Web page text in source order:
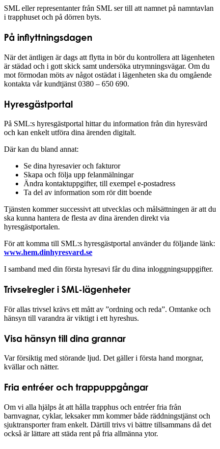
SML eller representanter från SML ser till att namnet på namntavlan
i trapphuset och på dörren byts.
På inflyttningsdagen
När det äntligen är dags att flytta in bör du kontrollera att lägenheten
är städad och i gott skick samt undersöka utrymningsvägar. Om du
mot förmodan möts av något ostädat i lägenheten ska du omgående
kontakta vår kundtjänst 0380 – 650 690.
Hyresgästportal
På SML:s hyresgästportal hittar du information från din hyresvärd
och kan enkelt utföra dina ärenden digitalt.
Där kan du bland annat:
Se dina hyresavier och fakturor
Skapa och följa upp felanmälningar
Ändra kontaktuppgifter, till exempel e-postadress
Ta del av information som rör ditt boende
Tjänsten kommer successivt att utvecklas och målsättningen är att du
ska kunna hantera de flesta av dina ärenden direkt via
hyresgästportalen.
För att komma till SML:s hyresgästportal använder du följande länk:
www.hem.dinhyresvard.se
I samband med din första hyresavi får du dina inloggningsuppgifter.
Trivselregler i SML-lägenheter
För allas trivsel krävs ett mått av ”ordning och reda”. Omtanke och
hänsyn till varandra är viktigt i ett hyreshus.
Visa hänsyn till dina grannar
Var försiktig med störande ljud. Det gäller i första hand morgnar,
kvällar och nätter.
Fria entréer och trappuppgångar
Om vi alla hjälps åt att hålla trapphus och entréer fria från
barnvagnar, cyklar, leksaker mm kommer både räddningstjänst och
sjuktransporter fram enkelt. Därtill trivs vi bättre tillsammans då det
också är lättare att städa rent på fria allmänna ytor.